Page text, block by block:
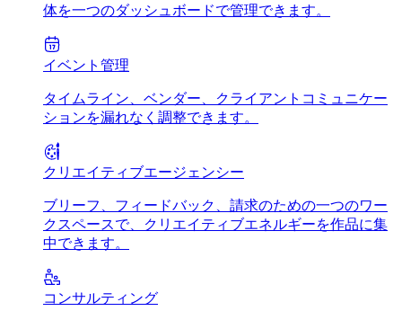
体を一つのダッシュボードで管理できます。
イベント管理
タイムライン、ベンダー、クライアントコミュニケー
ションを漏れなく調整できます。
クリエイティブエージェンシー
ブリーフ、フィードバック、請求のための一つのワー
クスペースで、クリエイティブエネルギーを作品に集
中できます。
コンサルティング